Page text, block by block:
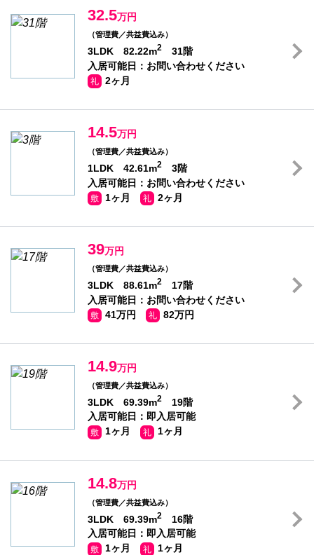
32.5万円
（管理費／共益費込み）
3LDK 82.22m2
31階
入居可能日：お問い合わせください
礼 2ヶ月
14.5万円
（管理費／共益費込み）
1LDK 42.61m2
3階
入居可能日：お問い合わせください
敷 1ヶ月 礼 2ヶ月
39万円
（管理費／共益費込み）
3LDK 88.61m2
17階
入居可能日：お問い合わせください
敷 41万円 礼 82万円
14.9万円
（管理費／共益費込み）
3LDK 69.39m2
19階
入居可能日：即入居可能
敷 1ヶ月 礼 1ヶ月
14.8万円
（管理費／共益費込み）
3LDK 69.39m2
16階
入居可能日：即入居可能
敷 1ヶ月 礼 1ヶ月